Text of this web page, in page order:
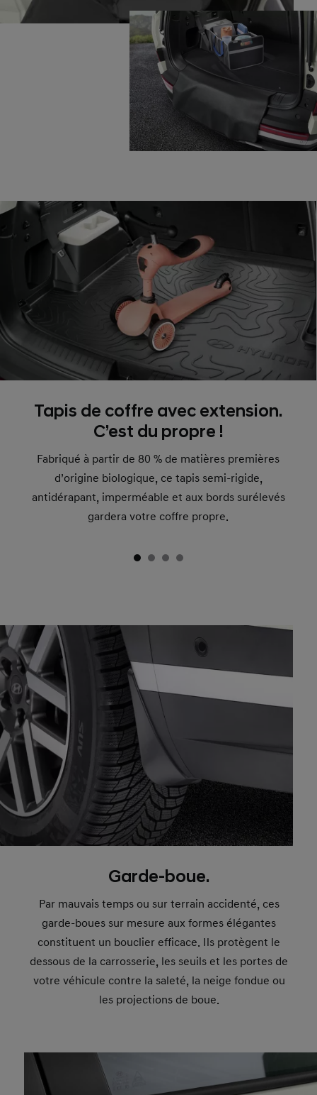
Tapis de coffre avec extension.
C’est du propre !
Fabriqué à partir de 80 % de matières premières
d’origine biologique, ce tapis semi-rigide,
antidérapant, imperméable et aux bords surélevés
gardera votre coffre propre.
Garde-boue.
Par mauvais temps ou sur terrain accidenté, ces
garde-boues sur mesure aux formes élégantes
constituent un bouclier efficace. Ils protègent le
dessous de la carrosserie, les seuils et les portes de
votre véhicule contre la saleté, la neige fondue ou
les projections de boue.